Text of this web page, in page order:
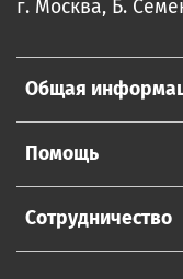
Общая
Помощь
Сотрудничество
г. Москва, Б.